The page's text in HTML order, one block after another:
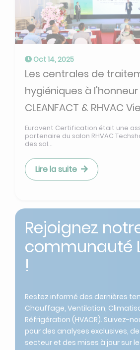
Oct 14, 2025
Les centrales de
hygiéniques à
CLEANFACT & RHVAC
partenaire du salon RHVAC
des sal...
Lire la suite
Rejoignez
communauté
!
Chauffage, Ventilation,
Réfrigération (HVACR). Suivez-
pour des analyses exclusives,
secteur et des mises à jour sur
certifiés du leader mondial de la